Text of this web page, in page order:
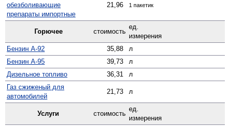
обезболивающие
препараты импортные
21,96 1 пакетик
Горючее стоимость
ед.
измерения
Бензин А-92
35,88
л
Бензин А-95
39,73
л
Дизельное топливо
36,31
л
Газ сжиженый для
автомобилей
21,73 л
Услуги стоимость
ед.
измерения